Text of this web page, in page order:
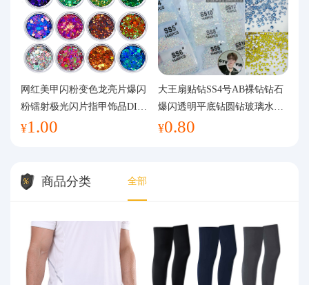
网红美甲闪粉变色龙亮片爆闪
粉镭射极光闪片指甲饰品DIY
手工流麻
¥1.00
大王扇贴钻SS4号AB裸钻钻石
爆闪透明平底钻圆钻玻璃水钻
美甲钻饰
¥0.80
商品分类 全部